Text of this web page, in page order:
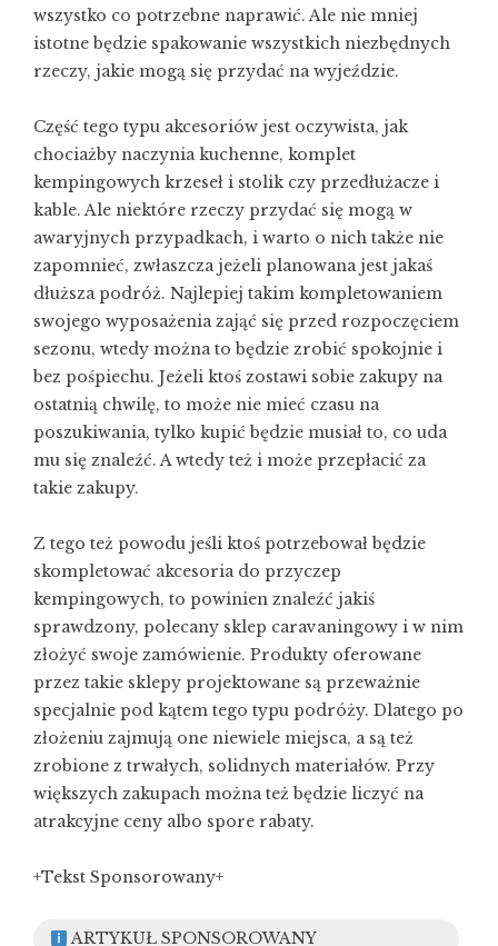
wszystko co potrzebne naprawić. Ale nie mniej
istotne będzie spakowanie wszystkich niezbędnych
rzeczy, jakie mogą się przydać na wyjeździe.
Część tego typu akcesoriów jest oczywista, jak
chociażby naczynia kuchenne, komplet
kempingowych krzeseł i stolik czy przedłużacze i
kable. Ale niektóre rzeczy przydać się mogą w
awaryjnych przypadkach, i warto o nich także nie
zapomnieć, zwłaszcza jeżeli planowana jest jakaś
dłuższa podróż. Najlepiej takim kompletowaniem
swojego wyposażenia zająć się przed rozpoczęciem
sezonu, wtedy można to będzie zrobić spokojnie i
bez pośpiechu. Jeżeli ktoś zostawi sobie zakupy na
ostatnią chwilę, to może nie mieć czasu na
poszukiwania, tylko kupić będzie musiał to, co uda
mu się znaleźć. A wtedy też i może przepłacić za
takie zakupy.
Z tego też powodu jeśli ktoś potrzebował będzie
skompletować akcesoria do przyczep
kempingowych, to powinien znaleźć jakiś
sprawdzony, polecany sklep caravaningowy i w nim
złożyć swoje zamówienie. Produkty oferowane
przez takie sklepy projektowane są przeważnie
specjalnie pod kątem tego typu podróży. Dlatego po
złożeniu zajmują one niewiele miejsca, a są też
zrobione z trwałych, solidnych materiałów. Przy
większych zakupach można też będzie liczyć na
atrakcyjne ceny albo spore rabaty.
+Tekst Sponsorowany+
ARTYKUŁ SPONSOROWANY